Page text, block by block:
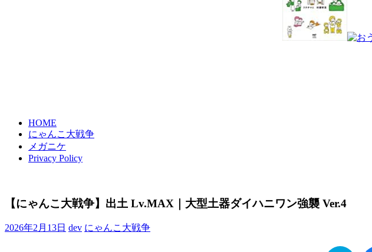
HOME
にゃんこ大戦争
メガニケ
Privacy Policy
【にゃんこ大戦争】出土 Lv.MAX｜大型土器ダイハニワン強襲 Ver.4
2026年2月13日 dev にゃんこ大戦争